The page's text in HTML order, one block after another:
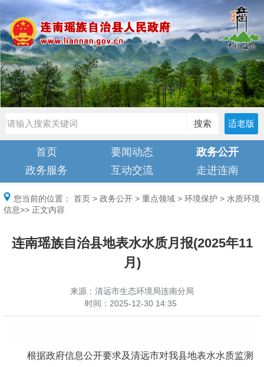
搜索 适老版
首页 要闻动态
政务公开
政务服务
互动交流 走进连南
您当前的位置： 首页 > 政务公开 > 重点领域 > 环境保护 > 水质环境
信息>> 正文内容
连南瑶族自治县地表水水质月报(2025年11
月)
来源：清远市生态环境局连南分局
时间： 2025-12-30 14:35
根据政府信息公开要求及清远市对我县地表水水质监测